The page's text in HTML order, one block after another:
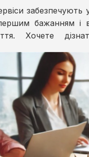
забезпечують
бажанням і
Хочете